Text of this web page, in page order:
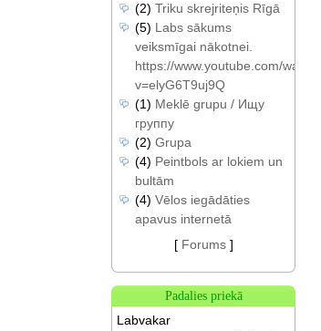
(2) Triku skrejriteņis Rīgā
(5) Labs sākums
veiksmīgai nākotnei.
https://www.youtube.com/watch?
v=elyG6T9uj9Q
(1) Meklē grupu / Ищу
группу
(2) Grupa
(4) Peintbols ar lokiem un
bultām
(4) Vēlos iegādāties
apavus internetā
[ Forums]
Padalies priekā
Labvakar